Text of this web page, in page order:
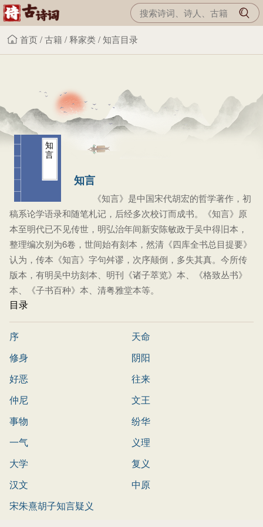
首页/古籍 /释家类/知言目录
知
言
知言
《知言》是中国宋代胡宏的哲学著作，初
稿系论学语录和随笔札记，后经多次校订而成书。《知言》原
本至明代已不见传世，明弘治年间新安陈敏政于吴中得旧本，
整理编次别为6卷，世间始有刻本，然清《四库全书总目提要》
认为，传本《知言》字句舛谬，次序颠倒，多失其真。今所传
版本，有明吴中坊刻本、明刊《诸子萃览》本、《格致丛书》
本、《子书百种》本、清粤雅堂本等。
目录
序
天命
修身
阴阳
好恶
往来
仲尼
文王
事物
纷华
一气
义理
大学
复义
汉文
中原
宋朱熹胡子知言疑义